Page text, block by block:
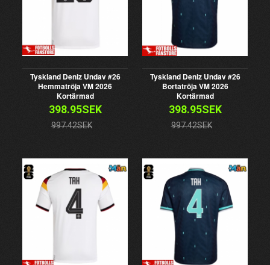
Tyskland Deniz Undav #26
Hemmatröja VM 2026
Kortärmad
398.95SEK
997.42SEK
Tyskland Deniz Undav #26
Bortatröja VM 2026
Kortärmad
398.95SEK
997.42SEK